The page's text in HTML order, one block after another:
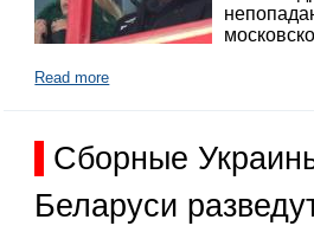
Read more
Сборные
Беларуси